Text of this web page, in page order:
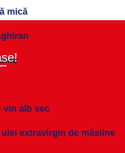
mică
vin alb sec
extravirgin de măsline